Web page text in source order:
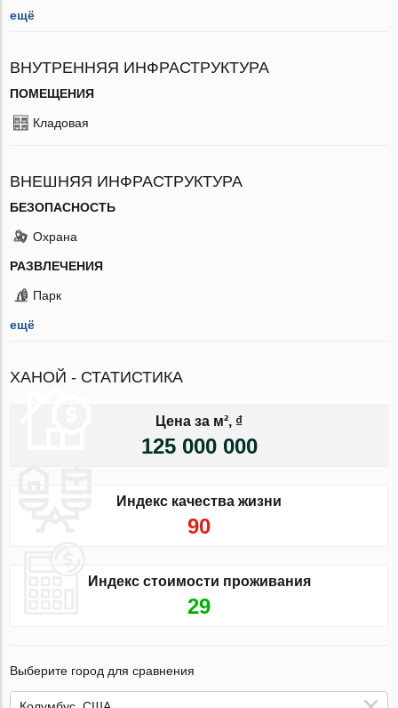
ещё
ВНУТРЕННЯЯ ИНФРАСТРУКТУРА
ПОМЕЩЕНИЯ
Кладовая
ВНЕШНЯЯ ИНФРАСТРУКТУРА
БЕЗОПАСНОСТЬ
Охрана
РАЗВЛЕЧЕНИЯ
Парк
ещё
ХАНОЙ - СТАТИСТИКА
Цена за м², ₫
125 000 000
Индекс качества жизни
90
Индекс стоимости проживания
29
Выберите город для сравнения